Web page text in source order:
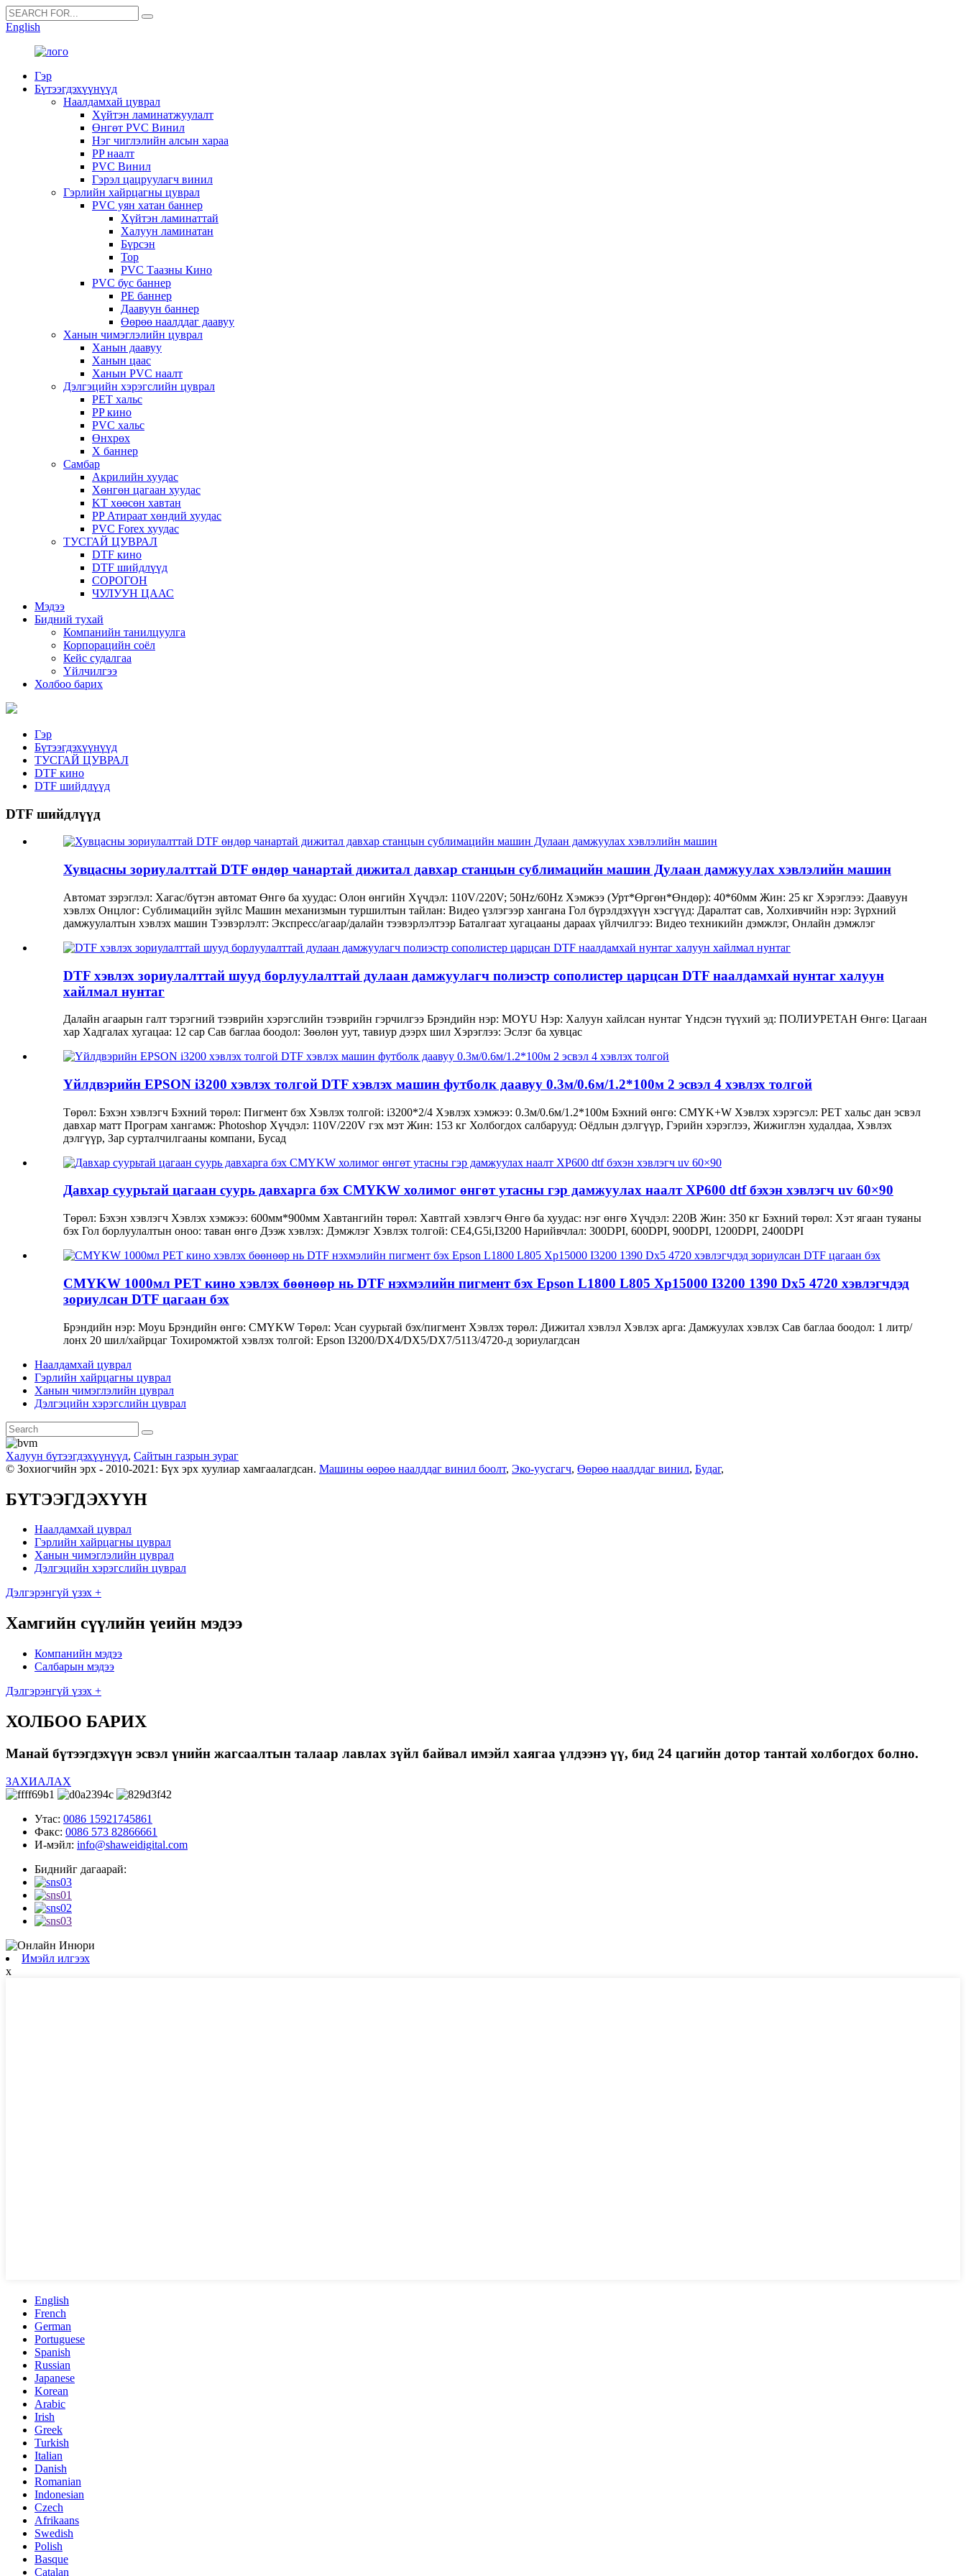
English
Гэр
Бүтээгдэхүүнүүд
Наалдамхай цуврал
Хүйтэн ламинатжуулалт
Өнгөт PVC Винил
Нэг чиглэлийн алсын хараа
PP наалт
PVC Винил
Гэрэл цацруулагч винил
Гэрлийн хайрцагны цуврал
PVC уян хатан баннер
Хүйтэн ламинаттай
Халуун ламинатан
Бүрсэн
Тор
PVC Таазны Кино
PVC бус баннер
PE баннер
Даавуун баннер
Өөрөө наалддаг даавуу
Ханын чимэглэлийн цуврал
Ханын даавуу
Ханын цаас
Ханын PVC наалт
Дэлгэцийн хэрэгслийн цуврал
PET хальс
PP кино
PVC хальс
Өнхрөх
X баннер
Самбар
Акрилийн хуудас
Хөнгөн цагаан хуудас
KT хөөсөн хавтан
PP Атираат хөндий хуудас
PVC Forex хуудас
ТУСГАЙ ЦУВРАЛ
DTF кино
DTF шийдлүүд
СОРОГОН
ЧУЛУУН ЦААС
Мэдээ
Бидний тухай
Компанийн танилцуулга
Корпорацийн соёл
Кейс судалгаа
Үйлчилгээ
Холбоо барих
Гэр
Бүтээгдэхүүнүүд
ТУСГАЙ ЦУВРАЛ
DTF кино
DTF шийдлүүд
DTF шийдлүүд
Хувцасны зориулалттай DTF өндөр чанартай дижитал давхар станцын сублимацийн машин Дулаан дамжуулах хэвлэлийн машин
Автомат зэрэглэл: Хагас/бүтэн автомат Өнгө ба хуудас: Олон өнгийн Хүчдэл: 110V/220V; 50Hz/60Hz Хэмжээ (Урт*Өргөн*Өндөр): 40*60мм Жин: 25 кг Хэрэглээ: Даавуун
хэвлэх Онцлог: Сублимацийн зүйлс Машин механизмын туршилтын тайлан: Видео үзлэгээр хангана Гол бүрэлдэхүүн хэсгүүд: Даралтат сав, Холхивчийн нэр: Зүрхний
дамжуулалтын хэвлэх машин Тээвэрлэлт: Экспресс/агаар/далайн тээвэрлэлтээр Баталгаат хугацааны дараах үйлчилгээ: Видео техникийн дэмжлэг, Онлайн дэмжлэг
DTF хэвлэх зориулалттай шууд борлуулалттай дулаан дамжуулагч полиэстр сополистер царцсан DTF наалдамхай нунтаг халуун
хайлмал нунтаг
Далайн агаарын галт тэрэгний тээврийн хэрэгслийн тээврийн гэрчилгээ Брэндийн нэр: MOYU Нэр: Халуун хайлсан нунтаг Үндсэн түүхий эд: ПОЛИУРЕТАН Өнгө: Цагаан
хар Хадгалах хугацаа: 12 сар Сав баглаа боодол: Зөөлөн уут, тавиур дээрх шил Хэрэглээ: Эслэг ба хувцас
Үйлдвэрийн EPSON i3200 хэвлэх толгой DTF хэвлэх машин футболк даавуу 0.3м/0.6м/1.2*100м 2 эсвэл 4 хэвлэх толгой
Төрөл: Бэхэн хэвлэгч Бэхний төрөл: Пигмент бэх Хэвлэх толгой: i3200*2/4 Хэвлэх хэмжээ: 0.3м/0.6м/1.2*100м Бэхний өнгө: CMYK+W Хэвлэх хэрэгсэл: PET хальс дан эсвэл
давхар матт Програм хангамж: Photoshop Хүчдэл: 110V/220V гэх мэт Жин: 153 кг Холбогдох салбарууд: Оёдлын дэлгүүр, Гэрийн хэрэглээ, Жижиглэн худалдаа, Хэвлэх
дэлгүүр, Зар сурталчилгааны компани, Бусад
Давхар суурьтай цагаан суурь давхарга бэх CMYKW холимог өнгөт утасны гэр дамжуулах наалт XP600 dtf бэхэн хэвлэгч uv 60×90
Төрөл: Бэхэн хэвлэгч Хэвлэх хэмжээ: 600мм*900мм Хавтангийн төрөл: Хавтгай хэвлэгч Өнгө ба хуудас: нэг өнгө Хүчдэл: 220В Жин: 350 кг Бэхний төрөл: Хэт ягаан туяаны
бэх Гол борлуулалтын оноо: таван өнгө Дээж хэвлэх: Дэмжлэг Хэвлэх толгой: CE4,G5i,I3200 Нарийвчлал: 300DPI, 600DPI, 900DPI, 1200DPI, 2400DPI
CMYKW 1000мл PET кино хэвлэх бөөнөөр нь DTF нэхмэлийн пигмент бэх Epson L1800 L805 Xp15000 I3200 1390 Dx5 4720 хэвлэгчдэд
зориулсан DTF цагаан бэх
Брэндийн нэр: Moyu Брэндийн өнгө: CMYKW Төрөл: Усан суурьтай бэх/пигмент Хэвлэх төрөл: Дижитал хэвлэл Хэвлэх арга: Дамжуулах хэвлэх Сав баглаа боодол: 1 литр/
лонх 20 шил/хайрцаг Тохиромжтой хэвлэх толгой: Epson I3200/DX4/DX5/DX7/5113/4720-д зориулагдсан
Наалдамхай цуврал
Гэрлийн хайрцагны цуврал
Ханын чимэглэлийн цуврал
Дэлгэцийн хэрэгслийн цуврал
Халуун бүтээгдэхүүнүүд, Сайтын газрын зураг
© Зохиогчийн эрх - 2010-2021: Бүх эрх хуулиар хамгаалагдсан. Машины өөрөө наалддаг винил боолт, Эко-уусгагч, Өөрөө наалддаг винил, Будаг,
БҮТЭЭГДЭХҮҮН
Наалдамхай цуврал
Гэрлийн хайрцагны цуврал
Ханын чимэглэлийн цуврал
Дэлгэцийн хэрэгслийн цуврал
Дэлгэрэнгүй үзэх +
Хамгийн сүүлийн үеийн мэдээ
Компанийн мэдээ
Салбарын мэдээ
Дэлгэрэнгүй үзэх +
ХОЛБОО БАРИХ
Манай бүтээгдэхүүн эсвэл үнийн жагсаалтын талаар лавлах зүйл байвал имэйл хаягаа үлдээнэ үү, бид 24 цагийн дотор тантай холбогдох болно.
ЗАХИАЛАХ
Утас: 0086 15921745861
Факс: 0086 573 82866661
И-мэйл: info@shaweidigital.com
Биднийг дагаарай:
Имэйл илгээх
x
English
French
German
Portuguese
Spanish
Russian
Japanese
Korean
Arabic
Irish
Greek
Turkish
Italian
Danish
Romanian
Indonesian
Czech
Afrikaans
Swedish
Polish
Basque
Catalan